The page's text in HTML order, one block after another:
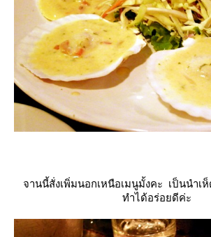
จานนี้สั่งเพิ่มนอกเหนือเมนูมั้งคะ เป็นนำเ
ทำได้อร่อยดีค่ะ